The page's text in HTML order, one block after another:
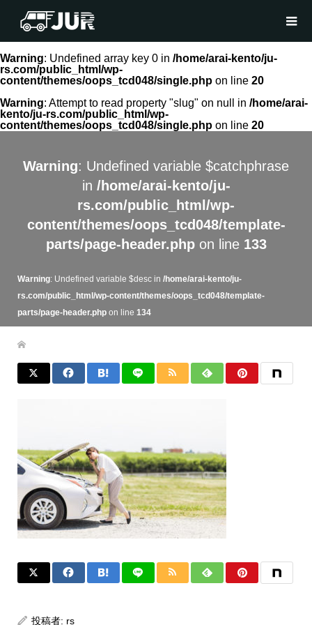
Warning: Undefined array key 0 in /home/arai-kento/ju-
rs.com/public_html/wp-
content/themes/oops_tcd048/single.php on line 20
Warning: Attempt to read property "slug" on null in /home/arai-
kento/ju-rs.com/public_html/wp-
content/themes/oops_tcd048/single.php on line 20
Warning: Undefined variable $catchphrase
in /home/arai-kento/ju-
rs.com/public_html/wp-
content/themes/oops_tcd048/template-
parts/page-header.phpon line 133
Warning: Undefined variable $desc in /home/arai-kento/ju-
rs.com/public_html/wp-content/themes/oops_tcd048/template-
parts/page-header.phpon line 134
投稿者: rs